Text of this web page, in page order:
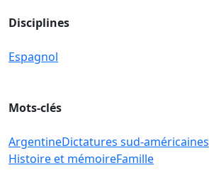
Disciplines
Espagnol
Mots-clés
ArgentineDictatures sud-américaines
Histoire et mémoireFamille